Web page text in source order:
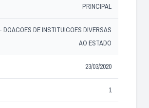
PRINCIPAL
DOACOES DE INSTITUICOES DIVERSAS
AO ESTADO
23/03/2020
1